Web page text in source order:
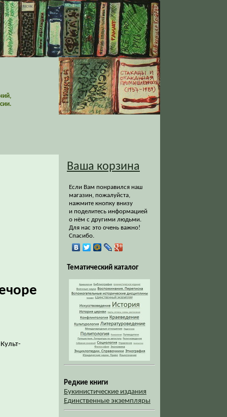
Ваша корзина
Если Вам понравился наш
магазин, пожалуйста,
нажмите кнопку внизу
и поделитесь информацией
о нём с другими людьми.
Для нас это очень важно!
Спасибо.
Тематический каталог
Редкие книги
Букинистические издания
Единственные экземпляры